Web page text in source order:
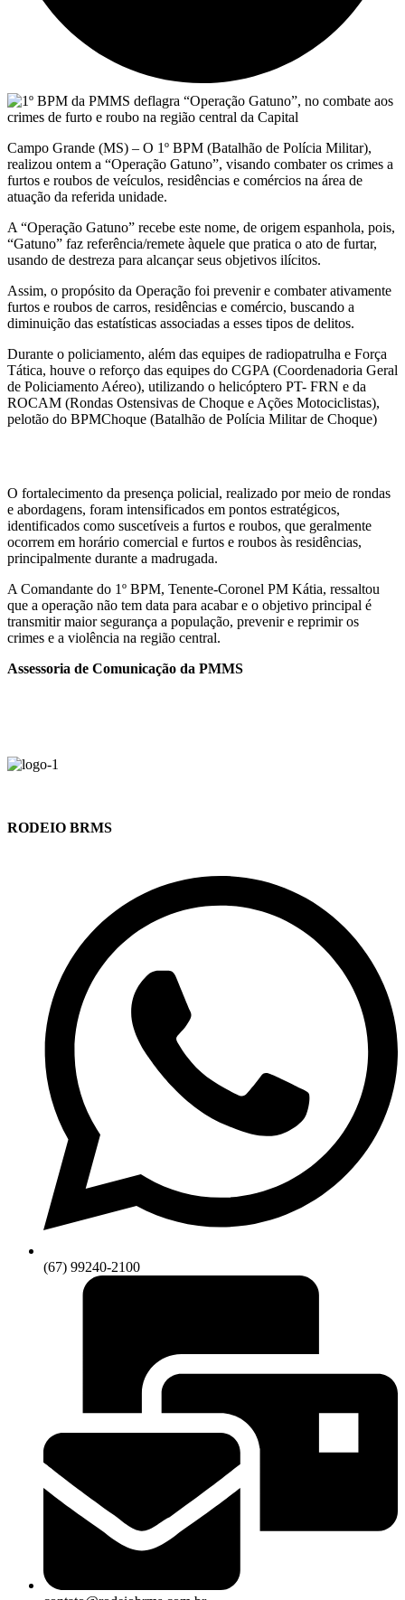
Campo Grande (MS) – O 1º BPM (Batalhão de Polícia Militar),
realizou ontem a “Operação Gatuno”, visando combater os crimes a
furtos e roubos de veículos, residências e comércios na área de
atuação da referida unidade.
A “Operação Gatuno” recebe este nome, de origem espanhola, pois,
“Gatuno” faz referência/remete àquele que pratica o ato de furtar,
usando de destreza para alcançar seus objetivos ilícitos.
Assim, o propósito da Operação foi prevenir e combater ativamente
furtos e roubos de carros, residências e comércio, buscando a
diminuição das estatísticas associadas a esses tipos de delitos.
Durante o policiamento, além das equipes de radiopatrulha e Força
Tática, houve o reforço das equipes do CGPA (Coordenadoria Geral
de Policiamento Aéreo), utilizando o helicóptero PT- FRN e da
ROCAM (Rondas Ostensivas de Choque e Ações Motociclistas),
pelotão do BPMChoque (Batalhão de Polícia Militar de Choque)
O fortalecimento da presença policial, realizado por meio de rondas
e abordagens, foram intensificados em pontos estratégicos,
identificados como suscetíveis a furtos e roubos, que geralmente
ocorrem em horário comercial e furtos e roubos às residências,
principalmente durante a madrugada.
A Comandante do 1º BPM, Tenente-Coronel PM Kátia, ressaltou
que a operação não tem data para acabar e o objetivo principal é
transmitir maior segurança a população, prevenir e reprimir os
crimes e a violência na região central.
Assessoria de Comunicação da PMMS
RODEIO BRMS
(67) 99240-2100